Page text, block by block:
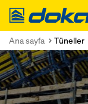
Doka
Ana sayfa Tüneller